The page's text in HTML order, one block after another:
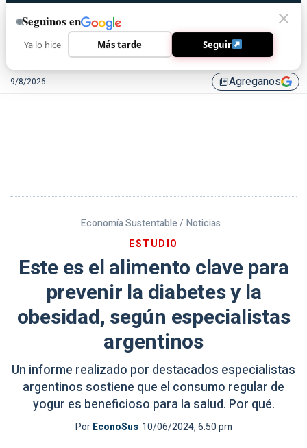
9/8/2026 library_addAgreganos
Economía Sustentable / Noticias
ESTUDIO
Este es el alimento clave para
prevenir la diabetes y la
obesidad, según especialistas
argentinos
Un informe realizado por destacados especialistas
argentinos sostiene que el consumo regular de
yogur es beneficioso para la salud. Por qué.
PorEconoSus 10/06/2024, 6:50 pm
Seguinos en
Ya lo hice Más tarde Seguir